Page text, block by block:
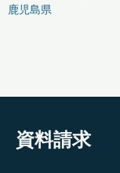
鹿児島県
資料請求